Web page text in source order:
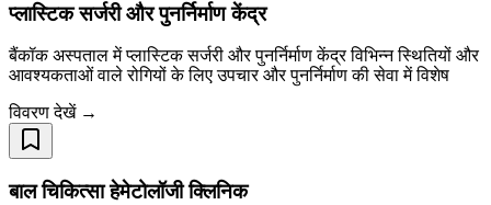
प्लास्टिक सर्जरी और पुनर्निर्माण केंद्र
बैंकॉक अस्पताल में प्लास्टिक सर्जरी और पुनर्निर्माण केंद्र विभिन्न स्थितियों और
आवश्यकताओं वाले रोगियों के लिए उपचार और पुनर्निर्माण की सेवा में विशेष
विवरण देखें →
बाल चिकित्सा हेमेटोलॉजी क्लिनिक